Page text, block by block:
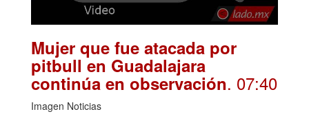
Mujer que fue atacada por
pitbull en Guadalajara
continúa en observación. 07:40
Imagen Noticias